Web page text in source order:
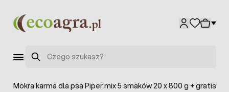
Szukaj
Mokra karma dla psa Piper mix 5 smaków 20 x 800 g + gratis